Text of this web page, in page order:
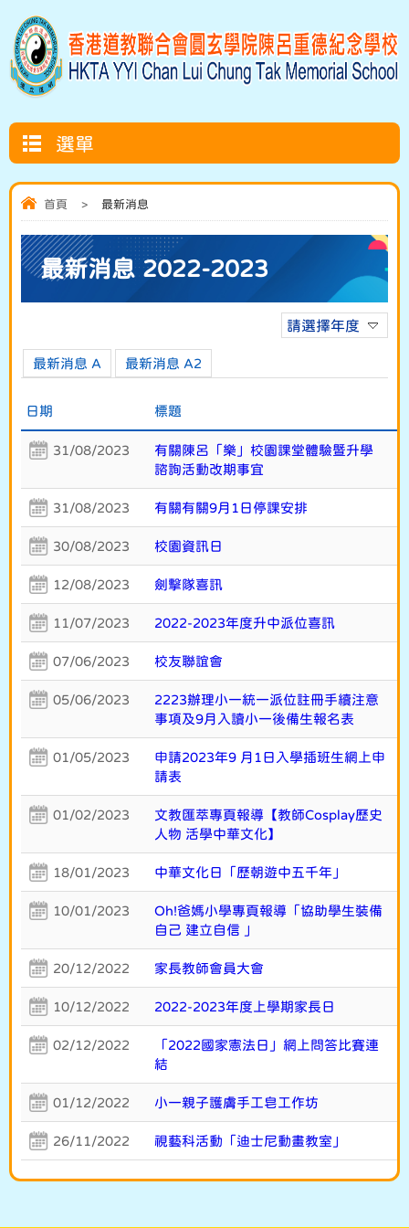
選單
首頁 > 最新消息
最新消息 2022-2023
請選擇年度
最新消息 A 最新消息 A2
日期 標題
31/08/2023
有關陳呂「樂」校園課堂體驗暨升學
諮詢活動改期事宜
31/08/2023 有關有關9月1日停課安排
30/08/2023 校園資訊日
12/08/2023 劍擊隊喜訊
11/07/2023 2022-2023年度升中派位喜訊
07/06/2023 校友聯誼會
05/06/2023
2223辦理小一統一派位註冊手續注意
事項及9月入讀小一後備生報名表
01/05/2023
申請2023年9 月1日入學插班生網上申
請表
01/02/2023
文教匯萃專頁報導【教師Cosplay歷史
人物 活學中華文化】
18/01/2023 中華文化日「歷朝遊中五千年」
10/01/2023
Oh!爸媽小學專頁報導「協助學生裝備
自己 建立自信 」
20/12/2022 家長教師會員大會
10/12/2022 2022-2023年度上學期家長日
02/12/2022
「2022國家憲法日」網上問答比賽連
結
01/12/2022 小一親子護膚手工皂工作坊
26/11/2022 視藝科活動「迪士尼動畫教室」